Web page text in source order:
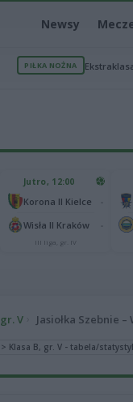
Newsy
PIŁKA NOŻNA
Jutro, 12:00
Korona II Kielce
Wisła II Kraków
III liga, gr. IV
V Jasiołka Szebnie –
Klasa B, gr. V - tabela/